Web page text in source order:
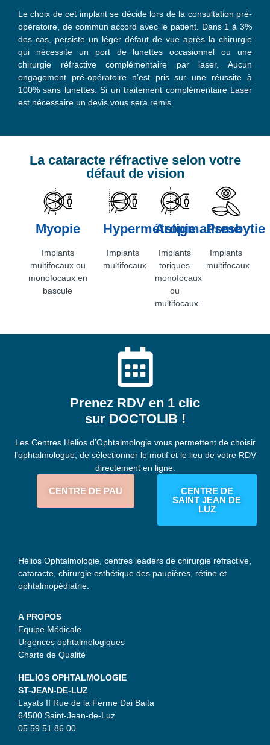
Le choix de cet implant se décide lors de la consultation pré-
opératoire, de commun accord avec le patient. Dans 1 à 3%
des cas, persiste un léger défaut de vue après la chirurgie
qui nécessite un port de lunettes occasionnel ou une
chirurgie réfractive complémentaire par laser. Aucun
engagement pré-opératoire n’est pris sur une réussite à
100% sans lunettes. Si un traitement complémentaire Laser
est nécessaire un devis vous sera remis.
La cataracte réfractive selon votre
défaut de vision
Myopie
Implants
multifocaux ou
monofocaux en
bascule
Hypermétropie
Implants
multifocaux
Astigmatisme
Implants
toriques
monofocaux
ou
multifocaux.
Presbytie
Implants
multifocaux
Prenez RDV en 1 clic
sur DOCTOLIB !
Les Centres Helios d’Ophtalmologie vous permettent de choisir
l’ophtalmologue, de sélectionner le motif et le lieu de votre RDV
directement en ligne.
CENTRE DE PAU
CENTRE DE
SAINT JEAN DE
LUZ
Hélios Ophtalmologie, centres leaders de chirurgie réfractive,
cataracte, chirurgie esthétique des paupières, rétine et
ophtalmopédiatrie.
A PROPOS
Equipe Médicale
Urgences ophtalmologiques
Charte de Qualité
HELIOS OPHTALMOLOGIE
ST-JEAN-DE-LUZ
Layats II Rue de la Ferme Dai Baita
64500 Saint-Jean-de-Luz
05 59 51 86 00